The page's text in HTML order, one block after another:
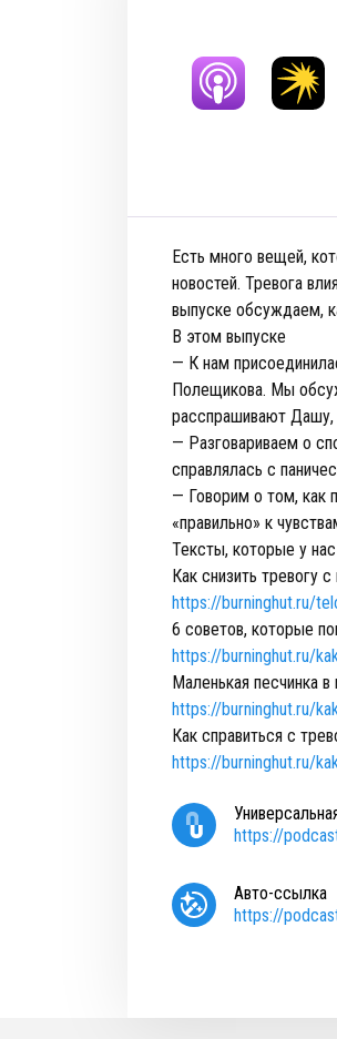
Есть много вещей,
новостей. Тревога
выпуске обсуждаем,
В этом выпуске
— К нам
Полещикова. Мы
расспрашивают Дашу,
— Разговариваем о
справлялась с
— Говорим о том, как
«правильно» к
Тексты, которые у
Как снизить тревогу
https://burninghut.ru/
6 советов, которые
https://burninghut.ru/
Маленькая песчинка
https://burninghut.ru/
Как справиться с
https://burninghut.ru/
https://
Авто-ссылка
https://